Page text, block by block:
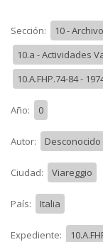
Sección: 10 -
10.a - Actividades
10.A.FHP.74-84 -
Año: 0
Autor: Desconocido
Ciudad: Viareggio
País: Italia
Expediente: